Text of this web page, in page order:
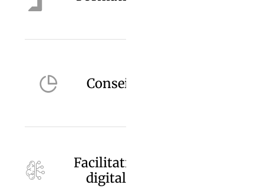
Conseil
Facilitation
digitale